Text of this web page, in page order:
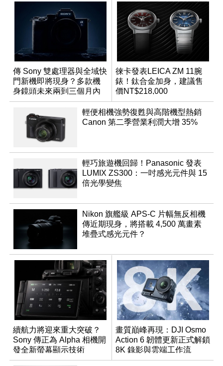
傳 Sony 雙處理器與全域快
門新機即將現身？多款機
身鏡頭未來兩到三個月內
有望登場
徠卡發表LEICA ZM 11腕
錶！鈦合金加身，建議售
價NT$218,000
輕便相機強勢復甦與高階機型熱銷
Canon 第二季營業利潤大增 35%
輕巧旅遊機回歸！Panasonic 發表
LUMIX ZS300：一吋感光元件與 15
倍光學變焦
Nikon 旗艦級 APS-C 片幅無反相機
傳近期現身，將搭載 4,500 萬畫素
堆疊式感光元件？
續航力將迎來重大突破？
Sony 傳正為 Alpha 相機開
發全新螢幕顯示技術
畫質巔峰再現：DJI Osmo
Action 6 韌體更新正式解鎖
8K 錄影與雲端工作流